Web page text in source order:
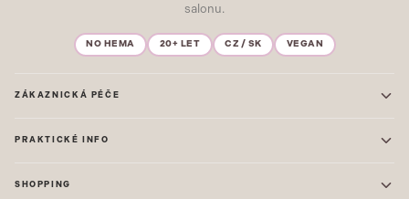
salonu.
NO HEMA 20+ LET CZ / SK VEGAN
ZÁKAZNICKÁ PÉČE
Časté dotazy
Mapa stránek
PRAKTICKÉ INFO
Prodejna: Uherské Hradiště
SHOPPING